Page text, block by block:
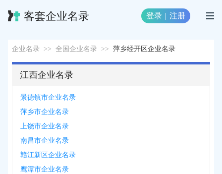
客套企业名录 登录 | 注册
企业名录 >> 全国企业名录 >> 萍乡经开区企业名录
江西企业名录
景德镇市企业名录
萍乡市企业名录
上饶市企业名录
南昌市企业名录
赣江新区企业名录
鹰潭市企业名录